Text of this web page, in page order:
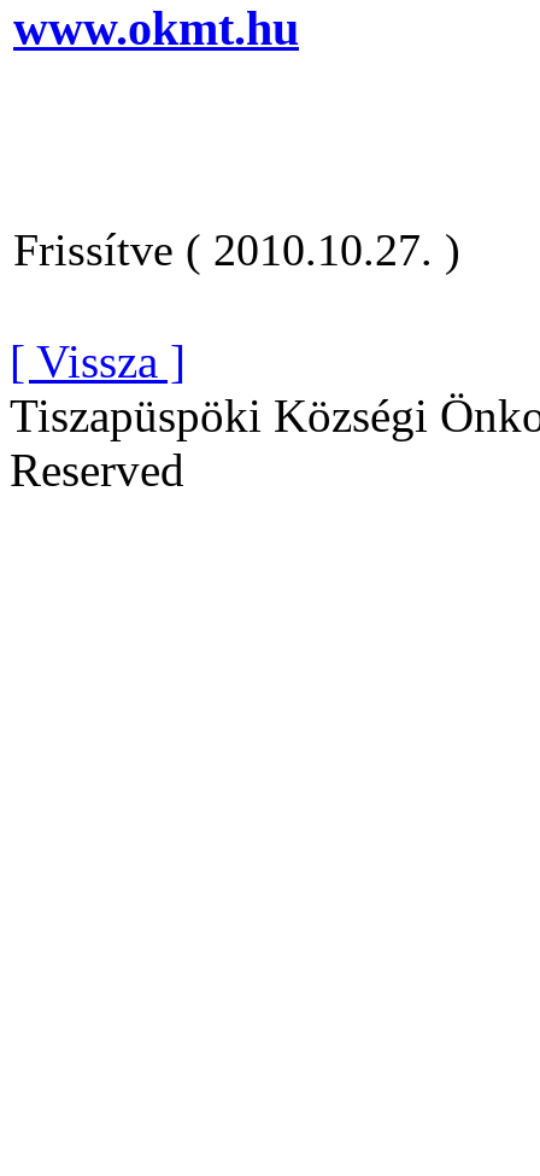
www.okmt.hu
Frissítve ( 2010.10.27. )
[ Vissza ]
Tiszapüspöki Községi
Reserved